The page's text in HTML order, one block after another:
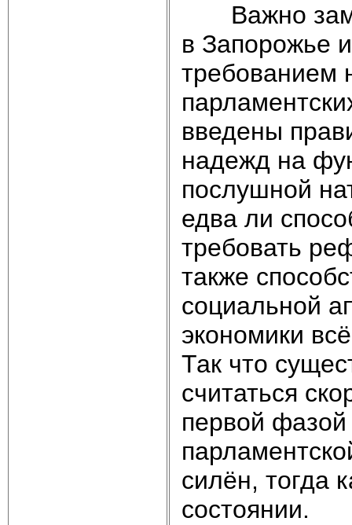
Важно
в Запорожье
требованием
введены
надежд на
послушной
едва ли
требовать
также
социальной
экономики
Так что
считаться
первой
силён, тогда
состоянии.